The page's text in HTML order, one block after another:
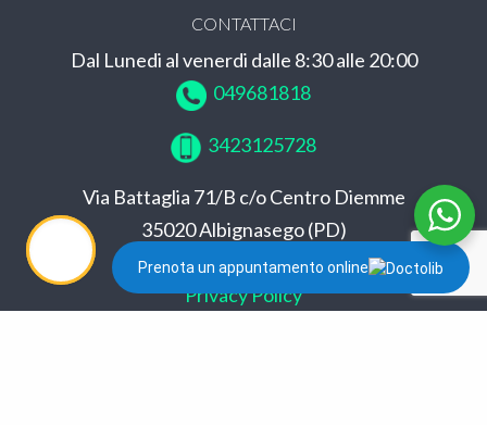
CONTATTACI
Dal Lunedi al venerdi dalle 8:30 alle 20:00
049681818
3423125728
Via Battaglia 71/B c/o Centro Diemme
35020 Albignasego (PD)
info@kinesismed.it
Privacy Policy
Prenota un appuntamento online